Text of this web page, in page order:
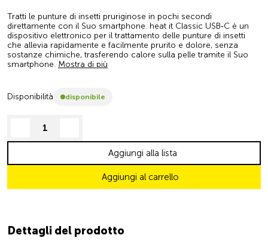
Tratti le punture di insetti pruriginose in pochi secondi
direttamente con il Suo smartphone. heat it Classic USB‑C è un
dispositivo elettronico per il trattamento delle punture di insetti
che allevia rapidamente e facilmente prurito e dolore, senza
sostanze chimiche, trasferendo calore sulla pelle tramite il Suo
smartphone. Mostra di più
Disponibilità disponibile
decrease quantity
Aggiungi al carrello
Aggiungi alla lista
Dettagli del prodotto